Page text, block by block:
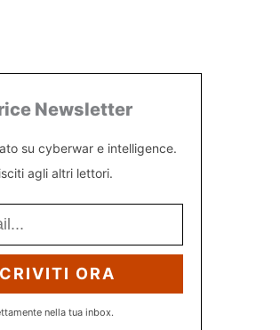
Newsletter
su cyberwar e intelligence.
agli altri lettori.
ORA
nella tua inbox.